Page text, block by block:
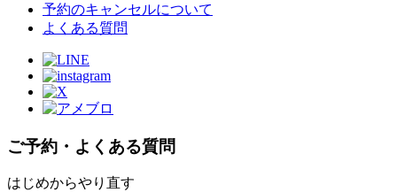
予約のキャンセルについて
よくある質問
ご予約・よくある質問
はじめからやり直す